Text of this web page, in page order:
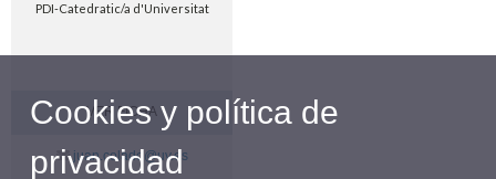
PDI-Catedratic/a d'Universitat
VER FICHA
Contacte
juan.colado@uv.es
Cookies y política de
privacidad